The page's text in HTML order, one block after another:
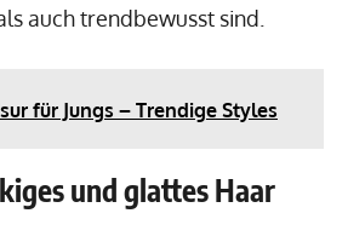
auch trendbewusst sind.
für Jungs – Trendige Styles
und glattes Haar